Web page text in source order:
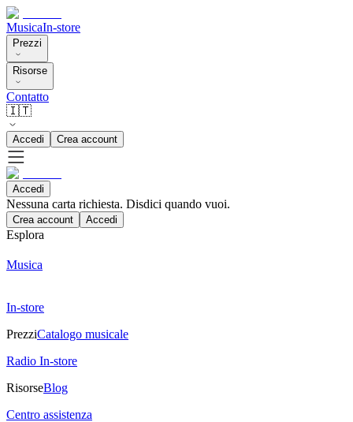
MusicaIn-store
Prezzi
Risorse
Contatto
🇮🇹
Accedi Crea account
Accedi
Nessuna carta richiesta. Disdici quando vuoi.
Crea account Accedi
Esplora
Musica
In-store
PrezziCatalogo musicale
Radio In-store
RisorseBlog
Centro assistenza